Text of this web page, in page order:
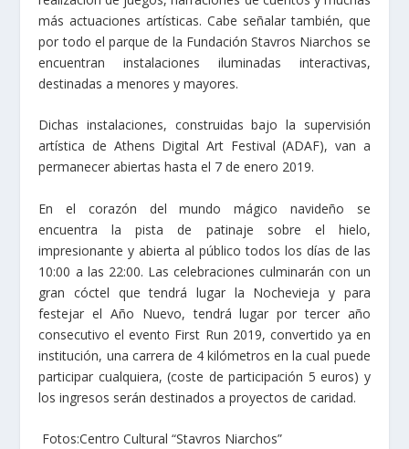
más actuaciones artísticas. Cabe señalar también, que
por todo el parque de la Fundación Stavros Niarchos se
encuentran instalaciones iluminadas interactivas,
destinadas a menores y mayores.
Dichas instalaciones, construidas bajo la supervisión
artística de Athens Digital Art Festival (ADAF), van a
permanecer abiertas hasta el 7 de enero 2019.
En el corazón del mundo mágico navideño se
encuentra la pista de patinaje sobre el hielo,
impresionante y abierta al público todos los días de las
10:00 a las 22:00. Las celebraciones culminarán con un
gran cóctel que tendrá lugar la Nochevieja y para
festejar el Año Nuevo, tendrá lugar por tercer año
consecutivo el evento First Run 2019, convertido ya en
institución, una carrera de 4 kilómetros en la cual puede
participar cualquiera, (coste de participación 5 euros) y
los ingresos serán destinados a proyectos de caridad.
Fotos:Centro Cultural “Stavros Niarchos”